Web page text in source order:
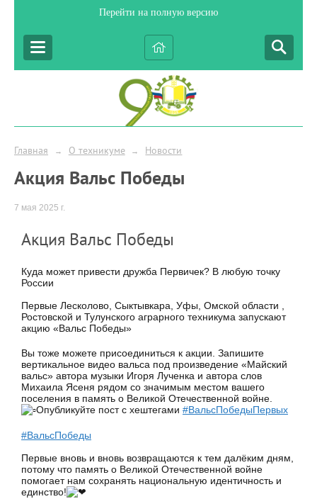
Перейти на полную версию
Главная → О техникуме → Новости
Акция Вальс Победы
7 мая 2025 г.
Акция Вальс Победы
Куда может привести дружба Первичек? В любую точку
России
Первые Лесколово, Сыктывкара, Уфы, Омской области ,
Ростовской и Тулунского аграрного техникума запускают
акцию «Вальс Победы»
Вы тоже можете присоединиться к акции. Запишите
вертикальное видео вальса под произведение «Майский
вальс» автора музыки Игоря Лученка и автора слов
Михаила Ясеня рядом со значимым местом вашего
поселения в память о Великой Отечественной войне.
Опубликуйте пост с хештегами #ВальсПобедыПервых
#ВальсПобеды
Первые вновь и вновь возвращаются к тем далёким дням,
потому что память о Великой Отечественной войне
помогает нам сохранять национальную идентичность и
единство!